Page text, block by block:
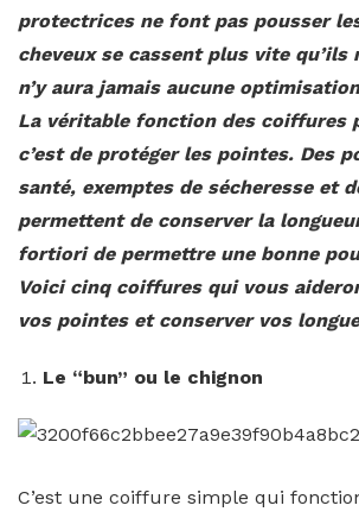
protectrices ne font pas pousser
cheveux se cassent plus vite qu’ils
n’y aura jamais aucune
La véritable fonction des coiffures
c’est de protéger les pointes. Des
santé, exemptes de sécheresse et
permettent de conserver la
fortiori de permettre une bonne
Voici cinq coiffures qui vous
vos pointes et conserver vos
Le “bun” ou le chignon
C’est une coiffure simple qui